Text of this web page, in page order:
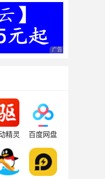
广告 商业广告，理性
精灵 百度网盘